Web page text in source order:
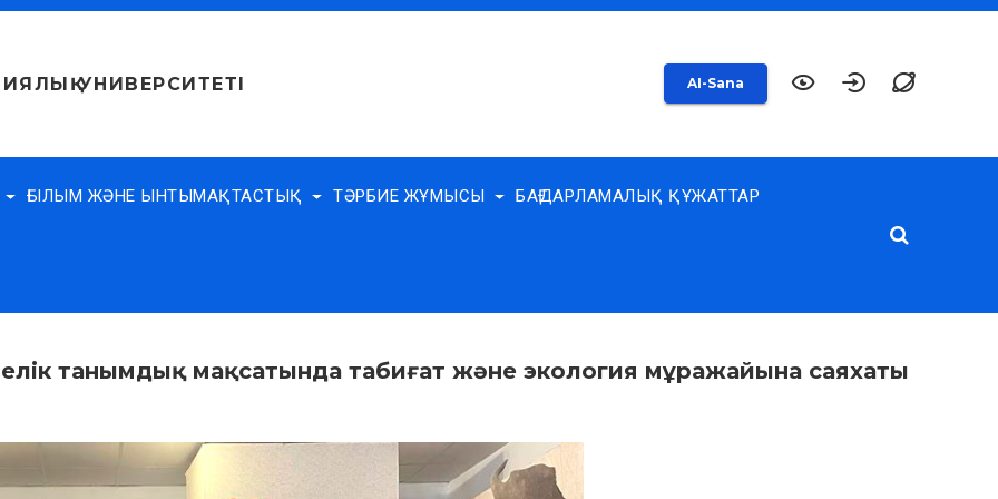
УНИВЕРСИТЕТІ
AI-Sana
ҒЫЛЫМ ЖӘНЕ ЫНТЫМАҚТАСТЫҚ ТӘРБИЕ ЖҰМЫСЫ БАҒДАРЛАМАЛЫҚ ҚҰЖАТТАР
танымдық мақсатында табиғат және экология мұражайына саяхаты